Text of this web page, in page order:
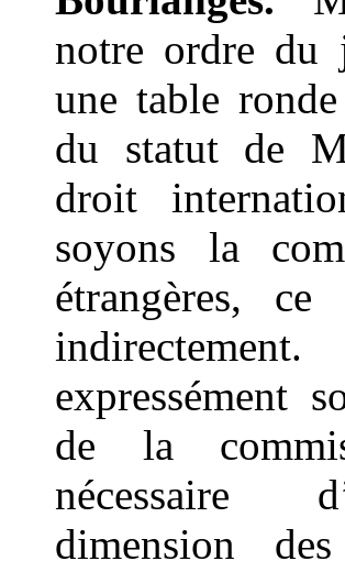
notre ordre du
une table
du statut de
droit
soyons la
étrangères,
expressément
de la
nécessaire
dimension